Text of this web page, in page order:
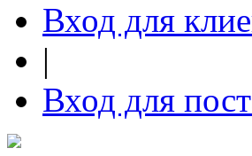
Вход для
|
Вход для